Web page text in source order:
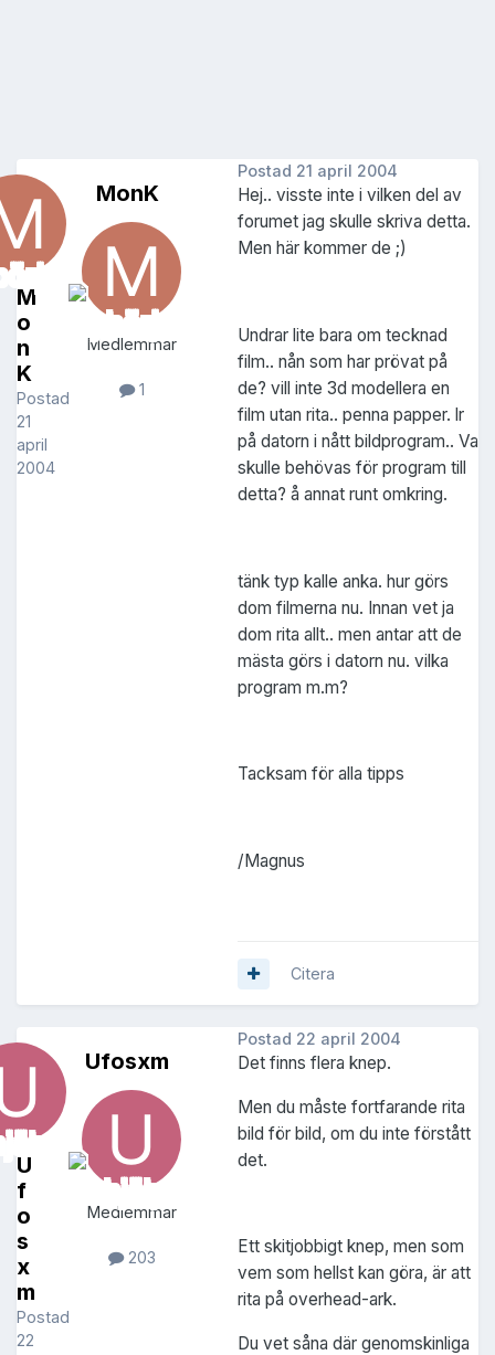
M
o
n
K
Postad
21
april
2004
MonK
Medlemmar
1
Postad 21 april 2004
Hej.. visste inte i vilken del av
forumet jag skulle skriva detta.
Men här kommer de ;)
Undrar lite bara om tecknad
film.. nån som har prövat på
de? vill inte 3d modellera en
film utan rita.. penna papper. lr
på datorn i nått bildprogram.. Va
skulle behövas för program till
detta? å annat runt omkring.
tänk typ kalle anka. hur görs
dom filmerna nu. Innan vet ja
dom rita allt.. men antar att de
mästa görs i datorn nu. vilka
program m.m?
Tacksam för alla tipps
/Magnus
Citera
U
f
o
s
x
m
Postad
22
Ufosxm
Medlemmar
203
Postad 22 april 2004
Det finns flera knep.
Men du måste fortfarande rita
bild för bild, om du inte förstått
det.
Ett skitjobbigt knep, men som
vem som hellst kan göra, är att
rita på overhead-ark.
Du vet såna där genomskinliga